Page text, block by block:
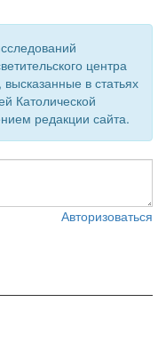
центра
в статьях
Католической
редакции сайта.
Авторизоваться